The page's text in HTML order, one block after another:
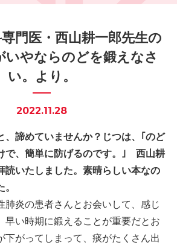
活動情報
-ブログ
-学会発表情報
-お客様の声
-メディア紹介事例
誤嚥・誤嚥性肺炎の知識
-誤嚥のQ&A(コラム)
-誤嚥・誤嚥性肺炎の予防策
門医・西山耕一郎先生の
やならのどを鍛えなさ
い。より。
2022.11.28
、諦めていませんか？じつは、｢のど
、簡単に防げるのです。 ｣ 西山耕
読いたしました。素晴らしい本なの
肺炎の患者さんとお会いして、感じ
早い時期に鍛えることが重要だとお
下がってしまって、痰がたくさん出